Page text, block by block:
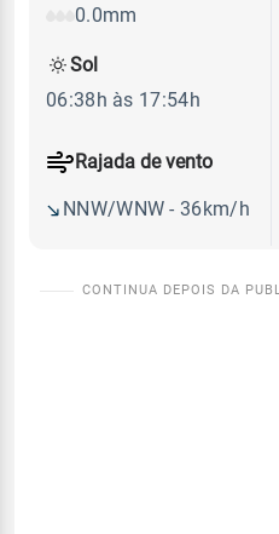
0.0mm
Rajada de vento
NNW/WNW - 36km/h
Sol
06:38h às 17:54h